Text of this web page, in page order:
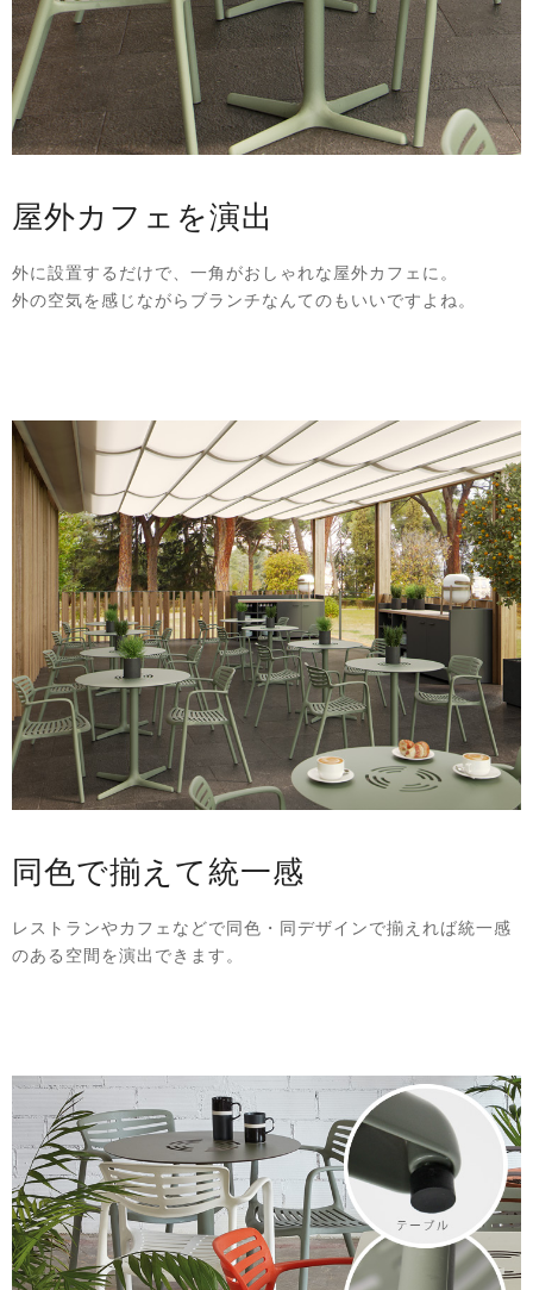
屋外カフェを演出
外に設置するだけで、一角がおしゃれな屋外カフェに。
外の空気を感じながらブランチなんてのもいいですよね。
同色で揃えて統一感
レストランやカフェなどで同色・同デザインで揃えれば統一感
のある空間を演出できます。